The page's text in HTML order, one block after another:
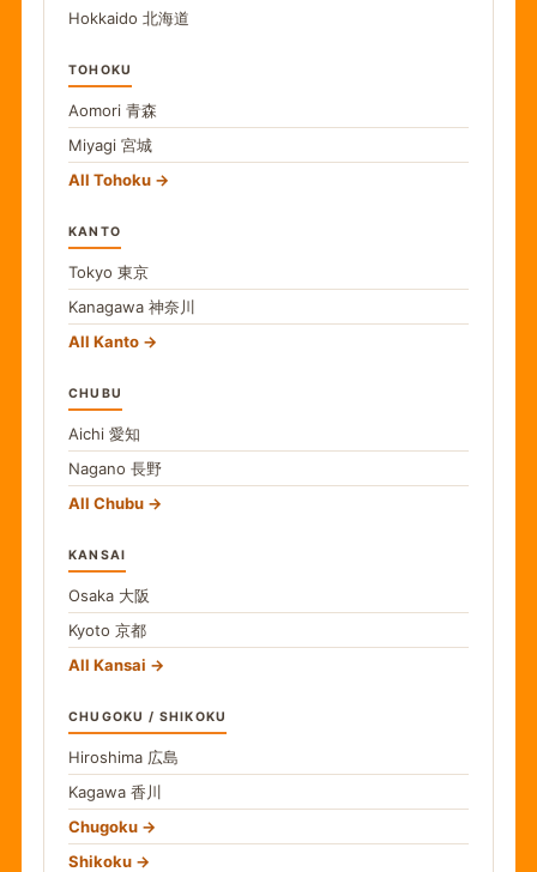
Hokkaido 北海道
TOHOKU
Aomori 青森
Miyagi 宮城
All Tohoku
KANTO
Tokyo 東京
Kanagawa 神奈川
All Kanto
CHUBU
Aichi 愛知
Nagano 長野
All Chubu
KANSAI
Osaka 大阪
Kyoto 京都
All Kansai
CHUGOKU / SHIKOKU
Hiroshima 広島
Kagawa 香川
Chugoku
Shikoku